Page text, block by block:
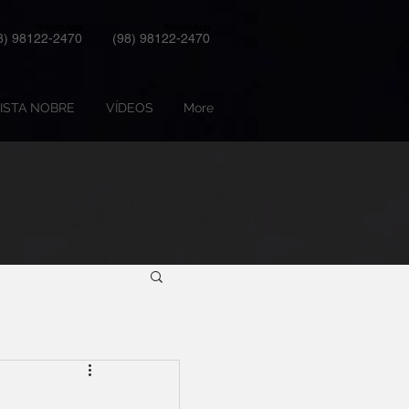
98122-2470 (98) 98122-2470
NOBRE VÍDEOS More